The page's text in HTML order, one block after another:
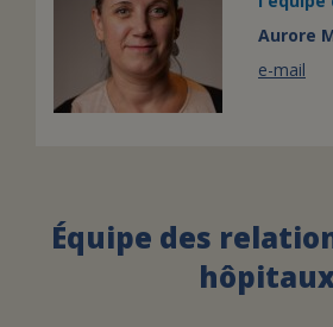
Aurore
e-mail
Équipe des